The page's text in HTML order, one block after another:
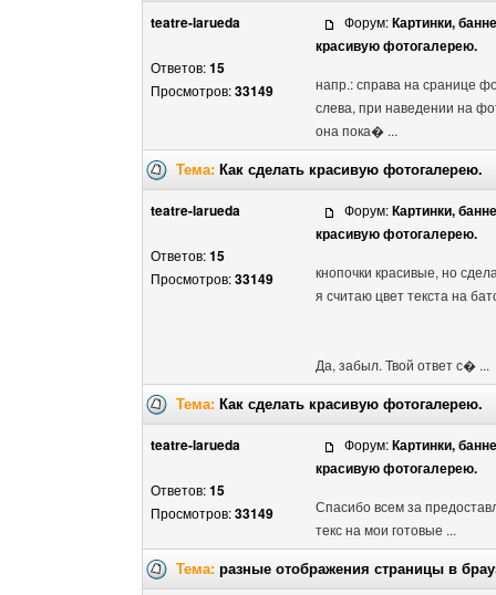
teatre-larueda
Ответов:15
Просмотров:33149
Форум:Картинки,
красивую фотогалерею.
напр.: справа на сранице
слева, при наведении на
она пока� ...
Тема: Как сделать красивую фотогалерею.
teatre-larueda
Ответов:15
Просмотров:33149
Форум:Картинки,
красивую фотогалерею.
кнопочки красивые, но
я считаю цвет текста на
Да, забыл. Твой ответ с� ...
Тема: Как сделать красивую фотогалерею.
teatre-larueda
Ответов:15
Просмотров:33149
Форум:Картинки,
красивую фотогалерею.
Спасибо всем за
текс на мои готовые ...
Тема: разные отображения страницы в